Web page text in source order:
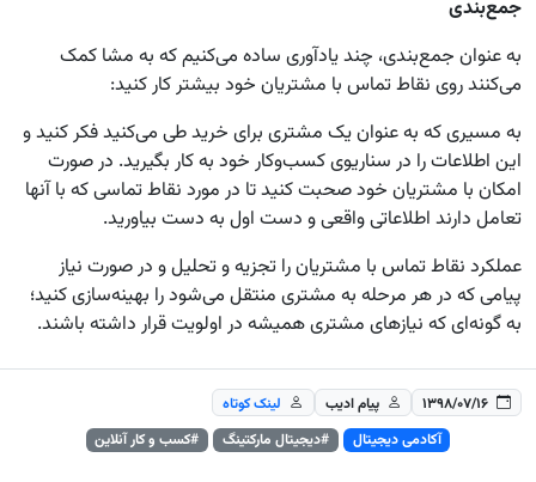
جمع‌بندی
به عنوان جمع‌بندی، چند یادآوری ساده می‌کنیم که به مشا کمک
می‌کنند روی نقاط تماس با مشتریان خود بیشتر کار کنید:
به مسیری که به عنوان یک مشتری برای خرید طی می‌کنید فکر کنید و
این اطلاعات را در سناریوی کسب‌و‌کار خود به کار بگیرید. در صورت
امکان با مشتریان خود صحبت کنید تا در مورد نقاط تماسی که با آنها
تعامل دارند اطلاعاتی واقعی و دست اول به دست بیاورید.
عملکرد نقاط تماس با مشتریان را تجزیه و تحلیل و در صورت نیاز
پیامی که در هر مرحله به مشتری منتقل می‌شود را بهینه‌سازی کنید؛
به گونه‌ای که نیاز‌های مشتری همیشه در اولویت قرار داشته باشند.
۱۳۹۸/۰۷/۱۶ پیام ادیب
لینک کوتاه
آکادمی دیجیتال
#دیجیتال مارکتینگ #کسب و کار آنلاین